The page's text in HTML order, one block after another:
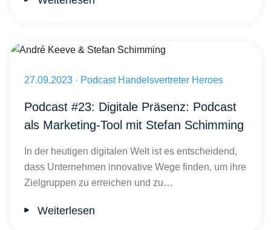
Veröffentlicht am 27.09.2023
27.09.2023 · Podcast Handelsvertreter Heroes
Podcast #23: Digitale Präsenz: Podcast
als Marketing-Tool mit Stefan Schimming
In der heutigen digitalen Welt ist es entscheidend,
dass Unternehmen innovative Wege finden, um ihre
Zielgruppen zu erreichen und zu…
Weiterlesen